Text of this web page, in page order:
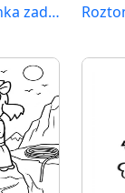
Tisknutelná Fifinka zadarmo